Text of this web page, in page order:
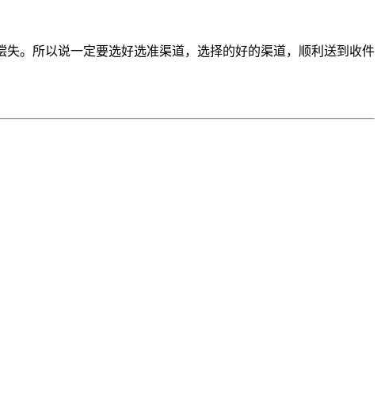
。所以说一定要选好选准渠道，选择的好的渠道，顺利送到收件